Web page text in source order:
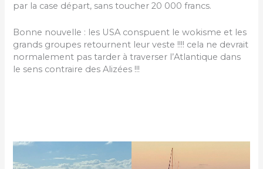
par la case départ, sans toucher 20 000 francs.
Bonne nouvelle : les USA conspuent le wokisme et les
grands groupes retournent leur veste !!!! cela ne devrait
normalement pas tarder à traverser l’Atlantique dans
le sens contraire des Alizées !!!